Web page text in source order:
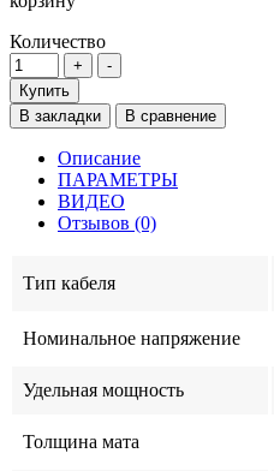
Количество
Купить
В закладки
В сравнение
Описание
ПАРАМЕТРЫ
ВИДЕО
Отзывов (0)
Тип кабеля
Номинальное напряжение
Удельная мощность
Толщина мата